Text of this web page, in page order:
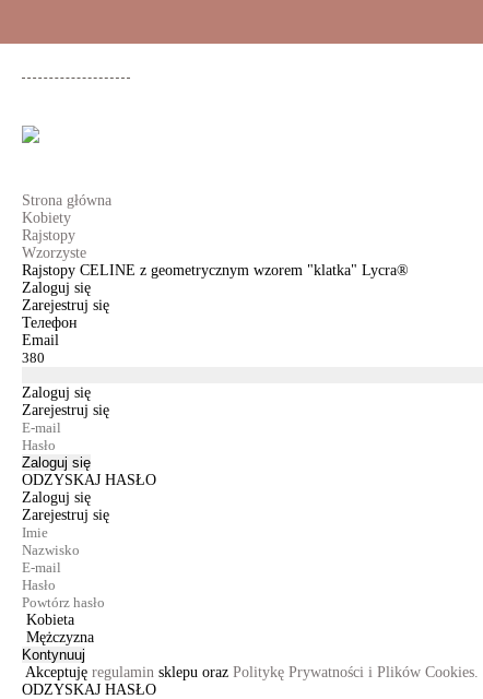
Strona główna
Kobiety
Rajstopy
Wzorzyste
Rajstopy CELINE z geometrycznym wzorem "klatka" Lycra®
Zaloguj się
Zarejestruj się
Телефон
Email
Zaloguj się
Zarejestruj się
Zaloguj się
ODZYSKAJ HASŁO
Zaloguj się
Zarejestruj się
Kobieta
Mężczyzna
Kontynuuj
Akceptuję regulamin sklepu oraz Politykę Prywatności i Plików Cookies.
ODZYSKAJ HASŁO